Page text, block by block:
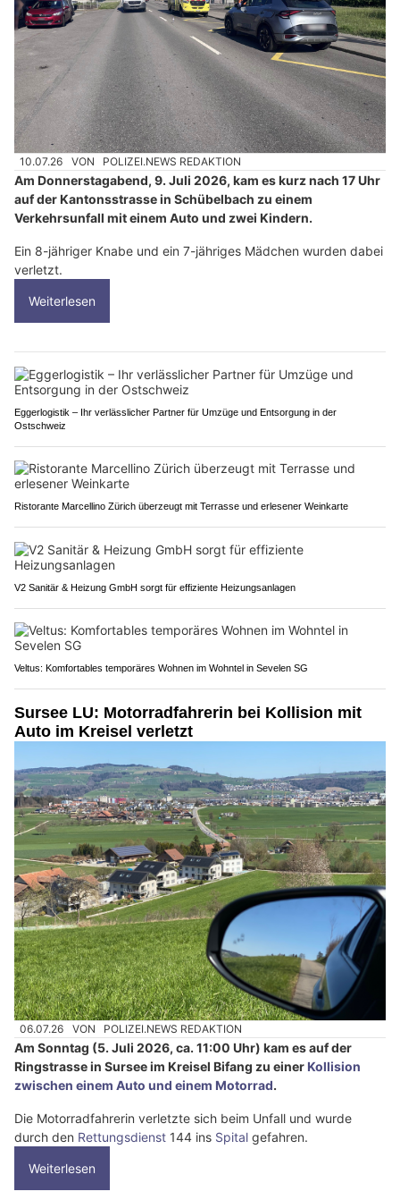
10.07.26 VON POLIZEI.NEWS REDAKTION
Am Donnerstagabend, 9. Juli 2026, kam es kurz nach 17 Uhr
auf der Kantonsstrasse in Schübelbach zu einem
Verkehrsunfall mit einem Auto und zwei Kindern.
Ein 8-jähriger Knabe und ein 7-jähriges Mädchen wurden dabei
verletzt.
Weiterlesen
Eggerlogistik – Ihr verlässlicher Partner für Umzüge und Entsorgung in der
Ostschweiz
Ristorante Marcellino Zürich überzeugt mit Terrasse und erlesener Weinkarte
V2 Sanitär & Heizung GmbH sorgt für effiziente Heizungsanlagen
Veltus: Komfortables temporäres Wohnen im Wohntel in Sevelen SG
Sursee LU: Motorradfahrerin bei Kollision mit
Auto im Kreisel verletzt
06.07.26 VON POLIZEI.NEWS REDAKTION
Am Sonntag (5. Juli 2026, ca. 11:00 Uhr) kam es auf der
Ringstrasse in Sursee im Kreisel Bifang zu einer Kollision
zwischen einem Auto und einem Motorrad.
Die Motorradfahrerin verletzte sich beim Unfall und wurde
durch den Rettungsdienst 144 ins Spital gefahren.
Weiterlesen